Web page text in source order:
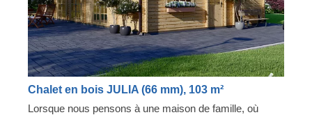
Chalet en bois JULIA (66 mm), 103 m²
Lorsque nous pensons à une maison de famille, où